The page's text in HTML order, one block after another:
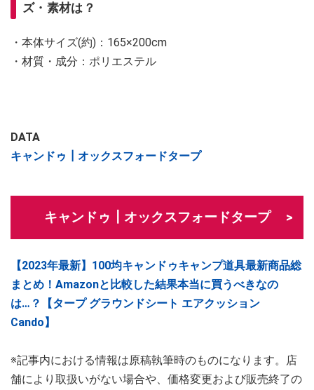
ズ・素材は？
・本体サイズ(約)：165×200cm
・材質・成分：ポリエステル
DATA
キャンドゥ┃オックスフォードタープ
キャンドゥ┃オックスフォードタープ
【2023年最新】100均キャンドゥキャンプ道具最新商品総
まとめ！Amazonと比較した結果本当に買うべきなの
は…？【タープ グラウンドシート エアクッション
Cando】
※記事内における情報は原稿執筆時のものになります。店
舗により取扱いがない場合や、価格変更および販売終了の